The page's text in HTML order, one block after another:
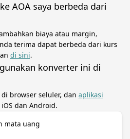
AOA saya berbeda dari
biaya atau margin,
terima dapat berbeda dari kurs
di sini.
konverter ini di
browser seluler, dan aplikasi
dan Android.
mata uang